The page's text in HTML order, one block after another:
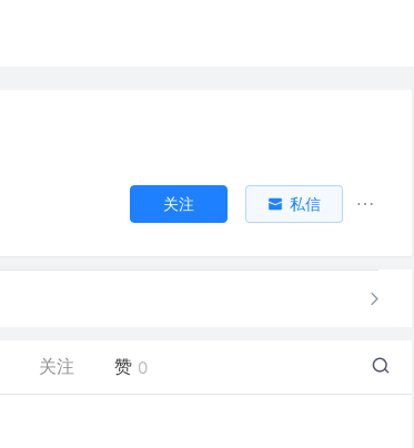
关注 私信
关注 赞 0